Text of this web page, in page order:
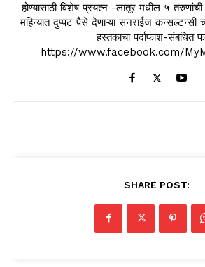
होण्यासाठी विशेष प्रयत्न -लातूर मधील ५
महिन्यात दुप्पट पैसे देणाऱ्या सनराईज कन्सल्टन्सी
हस्तकाचा पर्दाफाश-संबधित
https://www.facebook.com/
SHARE POST: